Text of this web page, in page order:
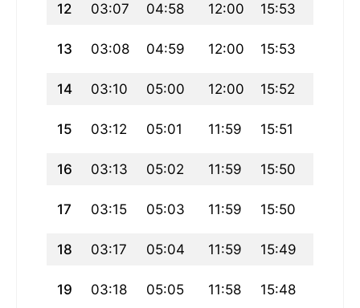
12 03:07 04:58 12:00 15:53
13 03:08 04:59 12:00 15:53
14 03:10 05:00 12:00 15:52
15 03:12 05:01 11:59 15:51
16 03:13 05:02 11:59 15:50
17 03:15 05:03 11:59 15:50
18 03:17 05:04 11:59 15:49
19 03:18 05:05 11:58 15:48